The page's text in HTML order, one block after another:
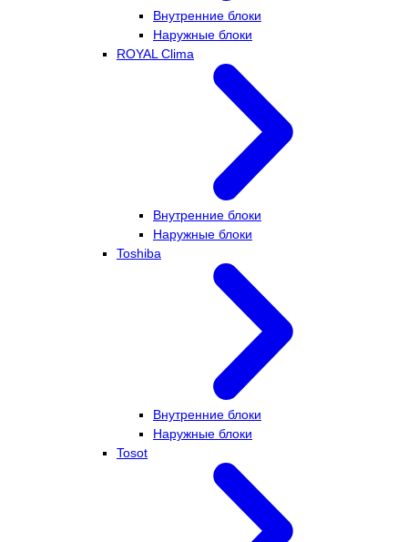
Внутренние блоки
Наружные блоки
ROYAL Clima
Внутренние блоки
Наружные блоки
Toshiba
Внутренние блоки
Наружные блоки
Tosot